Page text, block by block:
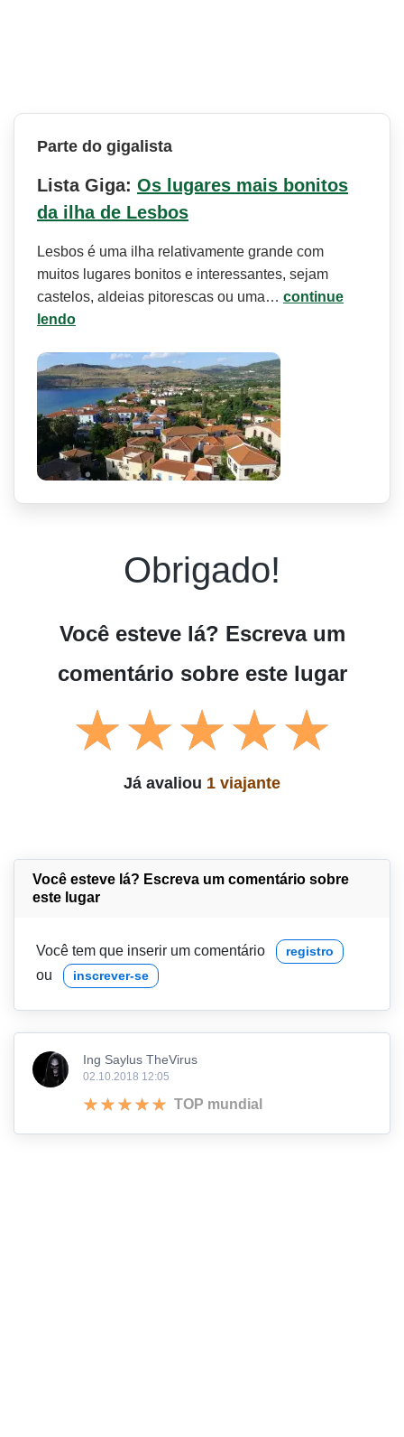
Parte do gigalista
Lista Giga: Os lugares mais bonitos
da ilha de Lesbos
Lesbos é uma ilha relativamente grande com
muitos lugares bonitos e interessantes, sejam
castelos, aldeias pitorescas ou uma… continue
lendo
Obrigado!
Você esteve lá? Escreva um
comentário sobre este lugar
Já avaliou 1 viajante
Você esteve lá? Escreva um comentário sobre
este lugar
Você tem que inserir um comentário registro
ou inscrever-se
Ing Saylus TheVirus
02.10.2018 12:05
TOP mundial